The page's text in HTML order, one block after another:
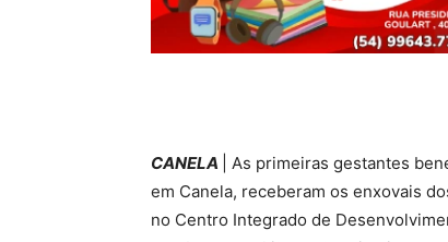
CANELA
| As primeiras gestantes
em Canela, receberam os enxovais
no Centro Integrado de